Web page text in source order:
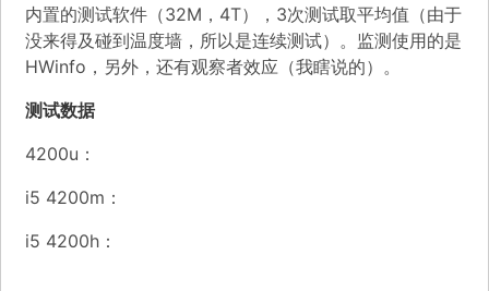
内置的测试软件（32M，4T），3次测试取平均值（由于
没来得及碰到温度墙，所以是连续测试）。监测使用的是
HWinfo，另外，还有观察者效应（我瞎说的）。
测试数据
4200u：
i5 4200m：
i5 4200h：